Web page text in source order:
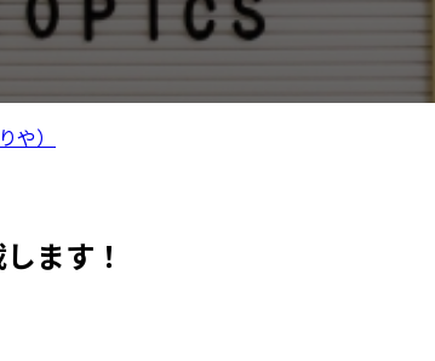
）
ます！